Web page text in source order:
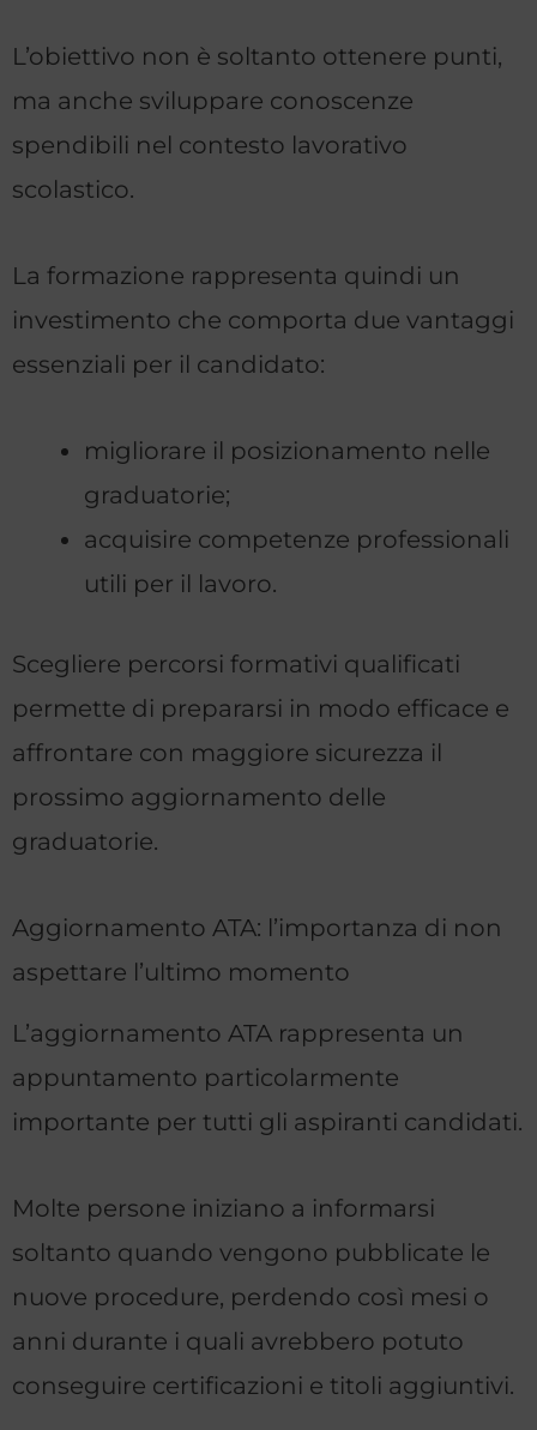
L’obiettivo non è soltanto ottenere punti,
ma anche sviluppare conoscenze
spendibili nel contesto lavorativo
scolastico.
La formazione rappresenta quindi un
investimento che comporta due vantaggi
essenziali per il candidato:
migliorare il posizionamento nelle
graduatorie;
acquisire competenze professionali
utili per il lavoro.
Scegliere percorsi formativi qualificati
permette di prepararsi in modo efficace e
affrontare con maggiore sicurezza il
prossimo aggiornamento delle
graduatorie.
Aggiornamento ATA: l’importanza di non
aspettare l’ultimo momento
L’aggiornamento ATA rappresenta un
appuntamento particolarmente
importante per tutti gli aspiranti candidati.
Molte persone iniziano a informarsi
soltanto quando vengono pubblicate le
nuove procedure, perdendo così mesi o
anni durante i quali avrebbero potuto
conseguire certificazioni e titoli aggiuntivi.